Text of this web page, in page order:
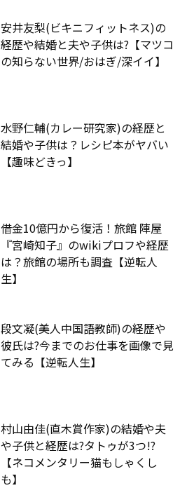
安井友梨(ビキニフィットネス)の
経歴や結婚と夫や子供は?【マツコ
の知らない世界/おはぎ/深イイ】
水野仁輔(カレー研究家)の経歴と
結婚や子供は？レシピ本がヤバい
【趣味どきっ】
借金10億円から復活！旅館 陣屋
『宮崎知子』のwikiプロフや経歴
は？旅館の場所も調査【逆転人
生】
段文凝(美人中国語教師)の経歴や
彼氏は?今までのお仕事を画像で見
てみる【逆転人生】
村山由佳(直木賞作家)の結婚や夫
や子供と経歴は?タトゥが3つ!?
【ネコメンタリー猫もしゃくし
も】